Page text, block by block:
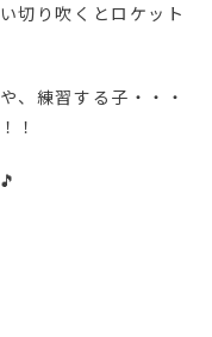
切り吹くとロケット
、練習する子・・・
！